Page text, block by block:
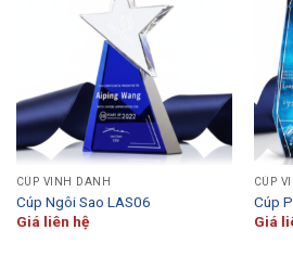
CÚP VINH DANH
Cúp Ngôi Sao LAS06
Giá liên hệ
CÚP
Cúp
Giá